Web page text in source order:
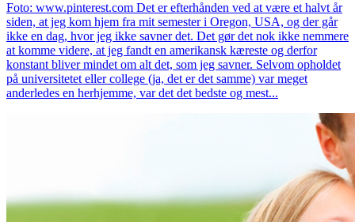
Foto: www.pinterest.com Det er efterhånden ved at være et halvt år
siden, at jeg kom hjem fra mit semester i Oregon, USA, og der går
ikke en dag, hvor jeg ikke savner det. Det gør det nok ikke nemmere
at komme videre, at jeg fandt en amerikansk kæreste og derfor
konstant bliver mindet om alt det, som jeg savner. Selvom opholdet
på universitetet eller college (ja, det er det samme) var meget
anderledes en herhjemme, var det det bedste og mest...